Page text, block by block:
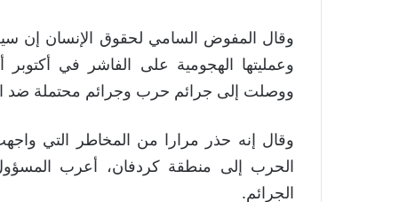
وقال المفوض السامي لحقوق الإنسان إن
وعمليتها الهجومية على الفاشر في
ووصلت إلى جرائم حرب وجرائم محتملة ضد
وقال إنه حذر مرارا من المخاطر التي
الحرب إلى منطقة كردفان، أعرب
الجرائم.